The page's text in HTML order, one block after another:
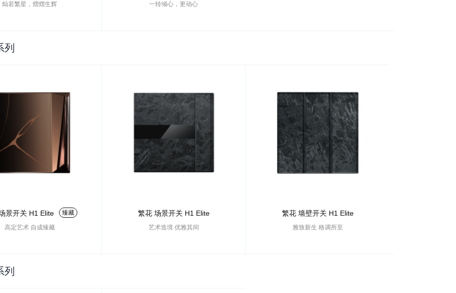
灿若繁星，熠熠生辉 一转倾心，更动心
列
景开关 H1 Elite 臻藏
高定艺术 自成臻藏
繁花 场景开关 H1 Elite
艺术造境 优雅其间
繁花 墙壁开关 H1 Elite
雅致新生 格调所至
列